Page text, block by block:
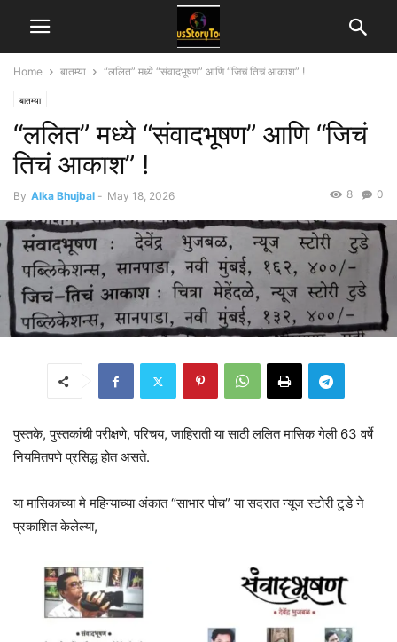
Home बातम्या “ललित” मध्ये “संवादभूषण” आणि “जिचं तिचं आकाश” !
बातम्या
“ललित” मध्ये “संवादभूषण” आणि “जिचं
तिचं आकाश” !
By Alka Bhujbal - May 18, 2026 0
8
पुस्तके, पुस्तकांची परीक्षणे, परिचय, जाहिराती या साठी ललित मासिक गेली 63 वर्षे
नियमितपणे प्रसिद्ध होत असते.
या मासिकाच्या मे महिन्याच्या अंकात “साभार पोच” या सदरात न्यूज स्टोरी टुडे ने
प्रकाशित केलेल्या,